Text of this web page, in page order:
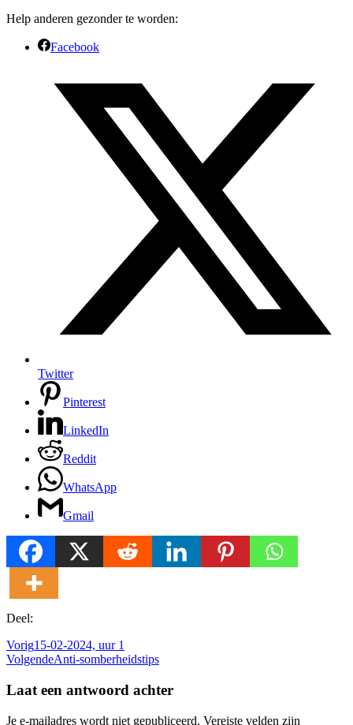
Help anderen gezonder te worden:
Facebook
Twitter
Pinterest
LinkedIn
Reddit
WhatsApp
Gmail
Deel:
Vorig15-02-2024, uur 1
VolgendeAnti-somberheidstips
Laat een antwoord achter
Je e-mailadres wordt niet gepubliceerd. Vereiste velden zijn